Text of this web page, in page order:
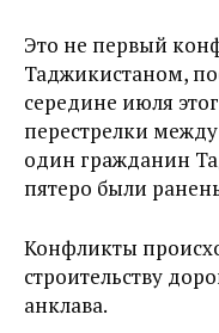
Это не первый
Таджикистаном,
середине июля
перестрелки
один гражданин
пятеро были
Конфликты
строительству
анклава.